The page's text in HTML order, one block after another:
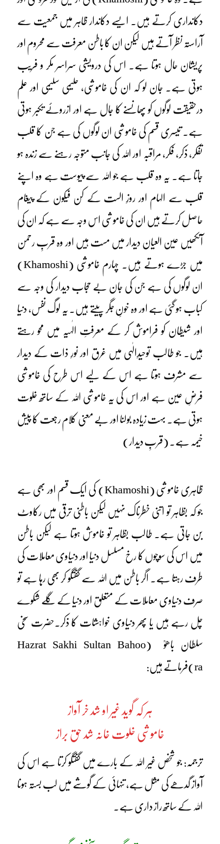
دکانداری کرتے ہیں۔ ایسے دکاندار ظاہر میں جمعیت سے
آراستہ نظر آتے ہیں لیکن ان کا باطن معرفت سے محروم اور
پریشان حال ہوتا ہے۔ اس کی درویشی سراسر مکر و فریب
ہوتی ہے۔ جان لو کہ ان کی خاموشی، حلیمی سلیمی اور علم
درحقیقت لوگوں کو پھانسنے کا جال ہے اور ازروئے تکبر ہوتی
ہے۔ تیسری قسم کی خاموشی ان لوگوں کی ہے جن کا قلب
تفکر، ذکر، فکر، مراقبہ اور اللہ کی جانب متوجہ رہنے سے زندہ ہو
جاتا ہے۔ یہ وہ قلب ہے جو اللہ سے پیوست ہے وہ اپنے
قلب سے الہام اور روزِ الست کے کن فیکون کے پیغام
حاصل کرتے ہیں ان کی خاموشی اس وجہ سے ہے کہ ان کی
آنکھیں عین العیان دیدار میں مست ہیں اور وہ قربِ رحمن
میں جڑے ہوتے ہیں۔ چہارم خاموشی (Khamoshi)
ان لوگوں کی ہے جن کی جان بے حجاب دیدار کی وجہ سے
کباب ہو گئی ہے اور وہ خونِ جگر پیتے ہیں۔ یہ لوگ نفس، دنیا
اور شیطان کو فراموش کر کے معرفتِ الٰہیہ میں محو رہتے
ہیں۔ جو طالب توحیدِالٰہی میں غرق اور نورِ ذات کے دیدار
سے مشرف ہوتا ہے اس کے لیے اس طرح کی خاموشی
فرضِ عین ہے اور اس کی یہ خاموشی اللہ کے ساتھ خلوت
ہوتی ہے۔ بہت زیادہ بولنا اور بے معنی کلام رجعت کا پیش
خیمہ ہے۔ (قربِ دیدار)
ظاہری خاموشی (Khamoshi) کی ایک قسم اور بھی ہے
جو کہ بظاہر تو اتنی خطرناک نہیں لیکن باطنی ترقی میں رکاوٹ
بن جاتی ہے۔ طالب بظاہر تو خاموش ہوتا ہے لیکن باطن
میں اس کی سوچوں کا رخ مسلسل دنیا اور دنیاوی معاملات کی
طرف رہتا ہے۔ اگر باطن میں اللہ سے گفتگو کر بھی رہا ہے تو
صرف دنیاوی معاملات کے متعلق اور دنیا کے گلے شکوے
چل رہے ہیں یا پھر دنیاوی خواہشات کا ذکر۔حضرت سخی
سلطان باھوؒ (Hazrat Sakhi Sultan Bahoo
ra)فرماتے ہیں:
ہر کہ گوید غیر او شد خر آواز
خاموشی خلوت خانہ شد حق براز
ترجمہ: جو شخص غیر اللہ کے بارے میں گفتگو کرتا ہے اس کی
آواز گدھے کی مثل ہے، تنہائی کے گوشے میں لب بستہ ہونا
اللہ کے ساتھ راز داری ہے۔